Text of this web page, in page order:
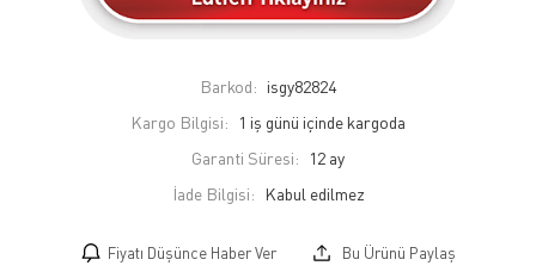
Barkod: isgy82824
Kargo Bilgisi:
1 iş günü içinde kargoda
Garanti Süresi:
12 ay
İade Bilgisi:
Fiyatı Düşünce Haber Ver Bu Ürünü Paylaş